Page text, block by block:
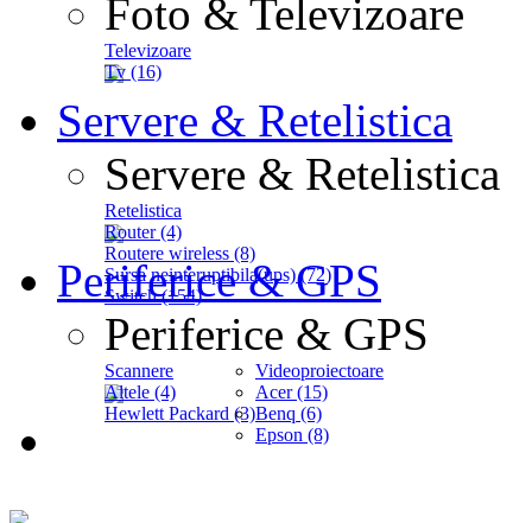
Foto & Televizoare
Televizoare
Tv (16)
Servere & Retelistica
Servere & Retelistica
Retelistica
Router (4)
Routere wireless (8)
Sursa neinteruptibila(ups) (72)
Switch (154)
Periferice & GPS
Periferice & GPS
Scannere
Altele (4)
Hewlett Packard (3)
Videoproiectoare
Acer (15)
Benq (6)
Epson (8)